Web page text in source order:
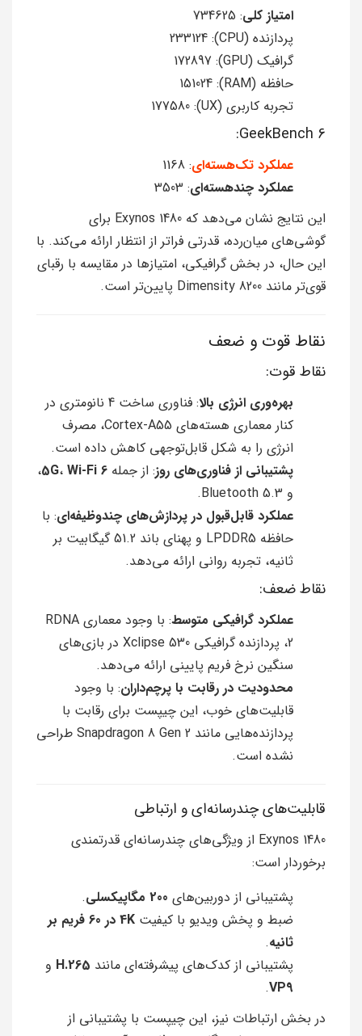
امتیاز کلی: 734625
پردازنده (CPU): 233124
گرافیک (GPU): 172897
حافظه (RAM): 151024
تجربه کاربری (UX): 177580
GeekBench 6:
عملکرد تک‌هسته‌ای: 1168
عملکرد چند‌هسته‌ای: 3503
این نتایج نشان می‌دهد که Exynos 1480 برای
گوشی‌های میان‌رده، قدرتی فراتر از انتظار ارائه می‌کند. با
این حال، در بخش گرافیکی، امتیازها در مقایسه با رقبای
قوی‌تر مانند Dimensity 8200 پایین‌تر است.
نقاط قوت و ضعف
نقاط قوت:
بهره‌وری انرژی بالا
: فناوری ساخت 4 نانومتری در
کنار معماری هسته‌های Cortex-A55، مصرف
انرژی را به شکل قابل‌توجهی کاهش داده است.
پشتیبانی از فناوری‌های روز: از جمله 5G، Wi-Fi 6
،
و Bluetooth 5.3.
عملکرد قابل‌قبول در پردازش‌های چندوظیفه‌ای: با
حافظه LPDDR5 و پهنای باند 51.2 گیگابیت بر
ثانیه، تجربه روانی ارائه می‌دهد.
نقاط ضعف:
عملکرد گرافیکی متوسط
: با وجود معماری RDNA
2، پردازنده گرافیکی Xclipse 530 در بازی‌های
سنگین نرخ فریم پایینی ارائه می‌دهد.
محدودیت در رقابت با پرچم‌داران: با وجود
قابلیت‌های خوب، این چیپست برای رقابت با
پردازنده‌هایی مانند Snapdragon 8 Gen 2 طراحی
نشده است.
قابلیت‌های چندرسانه‌ای و ارتباطی
Exynos 1480 از ویژگی‌های چندرسانه‌ای قدرتمندی
برخوردار است:
پشتیبانی از دوربین‌های 200 مگاپیکسلی
.
ضبط و پخش ویدیو با کیفیت
4K در 60 فریم بر
ثانیه.
پشتیبانی از کدک‌های پیشرفته‌ای مانند H.265 و
VP9
.
در بخش ارتباطات نیز، این چیپست با پشتیبانی از